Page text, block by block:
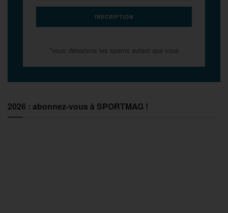
*nous détestons les spams autant que vous
2026 : abonnez-vous à SPORTMAG !